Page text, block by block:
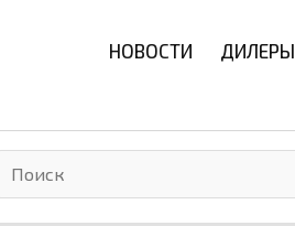
НОВОСТИ ДИЛЕРЫ